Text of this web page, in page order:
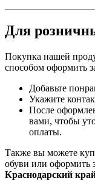
Для
Покупка нашей
способом оформить
Добавьте
Укажите
После
вами, чтобы
оплаты.
Также вы можете
обуви или оформить
Краснодарский